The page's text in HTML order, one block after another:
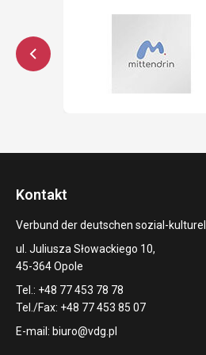
Kontakt
Verbund der deutschen sozial-
ul. Juliusza Słowackiego 10,
45-364 Opole
Tel.: +48 77 453 78 78
Tel./Fax: +48 77 453 85 07
E-mail: biuro@vdg.pl